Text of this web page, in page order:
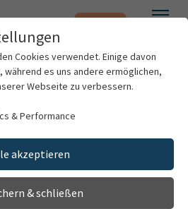
springen Notfall
Cornelia Putz
Cookies verwendet. Einige davon
es uns andere ermöglichen,
Webseite zu verbessern.
& Performance
akzeptieren
& schließen